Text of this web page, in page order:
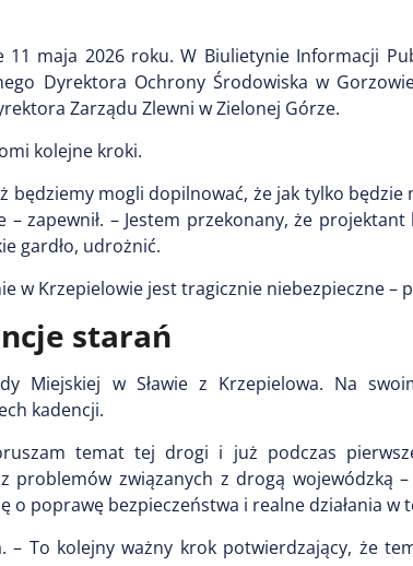
maja 2026 roku. W Biulietynie Informacji
Dyrektora Ochrony Środowiska w
Zarządu Zlewni w Zielonej Górze.
kolejne kroki.
będziemy mogli dopilnować, że jak tylko będzie
zapewnił. – Jestem przekonany, że projektant
gardło, udrożnić.
w Krzepielowie jest tragicznie niebezpieczne –
starań
Miejskiej w Sławie z Krzepielowa. Na
kadencji.
temat tej drogi i już podczas
związanych z drogą wojewódzką –
o poprawę bezpieczeństwa i realne działania w
– To kolejny ważny krok potwierdzający, że